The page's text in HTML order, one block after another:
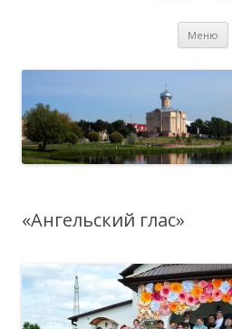
Меню
«Ангельский глас»